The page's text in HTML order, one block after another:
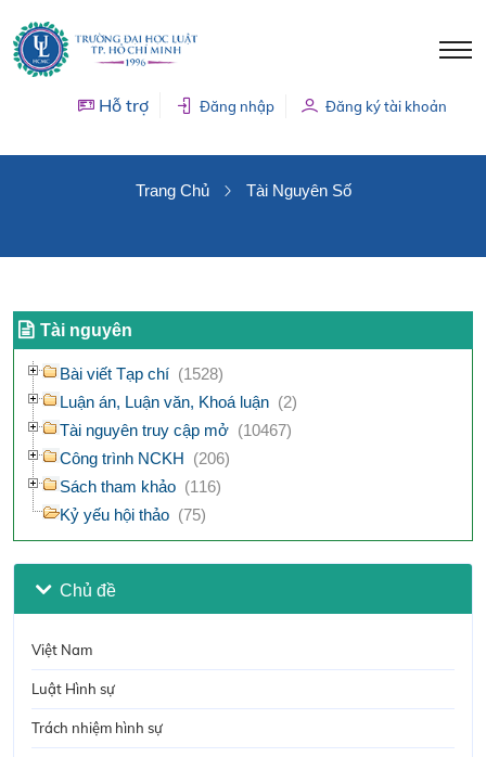
Hỗ trợ Đăng nhập Đăng ký tài khoản
Trang Chủ Tài Nguyên Số
Tài nguyên
Bài viết Tạp chí (1528)
Luận án, Luận văn, Khoá luận (2)
Tài nguyên truy cập mở (10467)
Công trình NCKH (206)
Sách tham khảo (116)
Kỷ yếu hội thảo (75)
Chủ đề
Việt Nam
Luật Hình sự
Trách nhiệm hình sự